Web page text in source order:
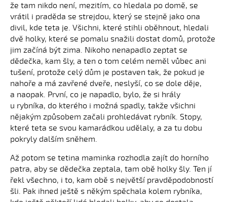
že tam nikdo není, mezitím, co hledala po domě, se
vrátil i praděda se strejdou, který se stejně jako ona
divil, kde teta je. Všichni, které stihli oběhnout, hledali
dvě holky, které se pomalu snažili dostat domů, protože
jim začíná být zima. Nikoho nenapadlo zeptat se
dědečka, kam šly, a ten o tom celém neměl vůbec ani
tušení, protože celý dům je postaven tak, že pokud je
nahoře a má zavřené dveře, neslyší, co se dole děje,
a naopak. První, co je napadlo, bylo, že si hrály
u rybníka, do kterého i možná spadly, takže všichni
nějakým způsobem začali prohledávat rybník. Stopy,
které teta se svou kamarádkou udělaly, a za tu dobu
pokryly dalším sněhem.
Až potom se tetina maminka rozhodla zajít do horního
patra, aby se dědečka zeptala, tam obě holky šly. Ten jí
řekl všechno, i to, kam obě s největší pravděpodobností
šli. Pak ihned ještě s někým spěchala kolem rybníka,